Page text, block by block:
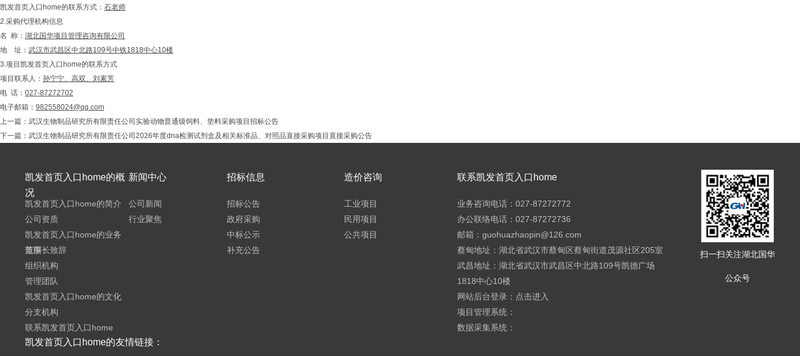
凯发首页入口home的联系方式： 石老师
2.采购代理机构信息
名 称： 湖北国华项目管理咨询有限公司
地 址： 武汉市武昌区中北路109号中铁1818中心10楼
3.项目凯发首页入口home的联系方式
项目联系人： 孙宁宁、高双、刘素芳
电 话： 027-87272702
电子邮箱： 982558024@qq.com
上一篇： 武汉生物制品研究所有限责任公司实验动物普通级饲料、垫料采购项目招标公告
下一篇： 武汉生物制品研究所有限责任公司2026年度dna检测试剂盒及相关标准品、对照品直接采购项目直接采购公告
凯发首页入口home的概
况
凯发首页入口home的简介
公司资质
凯发首页入口home的业务
范围
董事长致辞
组织机构
管理团队
凯发首页入口home的文化
分支机构
联系凯发首页入口home
新闻中心
公司新闻
行业聚焦
招标信息
招标公告
政府采购
中标公示
补充公告
造价咨询
工业项目
民用项目
公共项目
联系凯发首页入口home
业务咨询电话：027-87272772
办公联络电话：027-87272736
邮箱： guohuazhaopin@126.com
蔡甸地址：湖北省武汉市蔡甸区蔡甸街道茂源社区205室
武昌地址：湖北省武汉市武昌区中北路109号凯德广场
1818中心10楼
网站后台登录： 点击进入
项目管理系统：
数据采集系统：
扫一扫关注湖北国华
公众号
凯发首页入口home的友情链接：